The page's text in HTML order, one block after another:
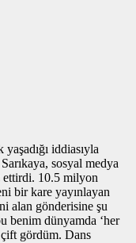
iddiasıyla
sosyal medya
ettirdi. 10.5 milyon
bir kare yayınlayan
alan gönderisine şu
benim dünyamda ‘her
gördüm. Dans